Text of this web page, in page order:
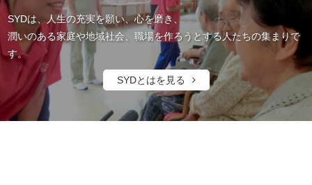
SYDは、人生の充実を願い、心を磨き、
潤いのある家庭や地域社会、職場を作ろうとする人たちの集まりで
す。
SYDとはを見る